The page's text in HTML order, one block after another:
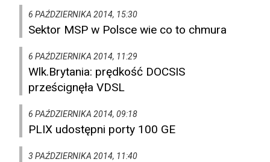
6 PAŹDZIERNIKA 2014, 15:30
Sektor MSP w Polsce wie co to chmura
6 PAŹDZIERNIKA 2014, 11:29
Wlk.Brytania: prędkość DOCSIS
prześcignęła VDSL
6 PAŹDZIERNIKA 2014, 09:18
PLIX udostępni porty 100 GE
3 PAŹDZIERNIKA 2014, 11:40